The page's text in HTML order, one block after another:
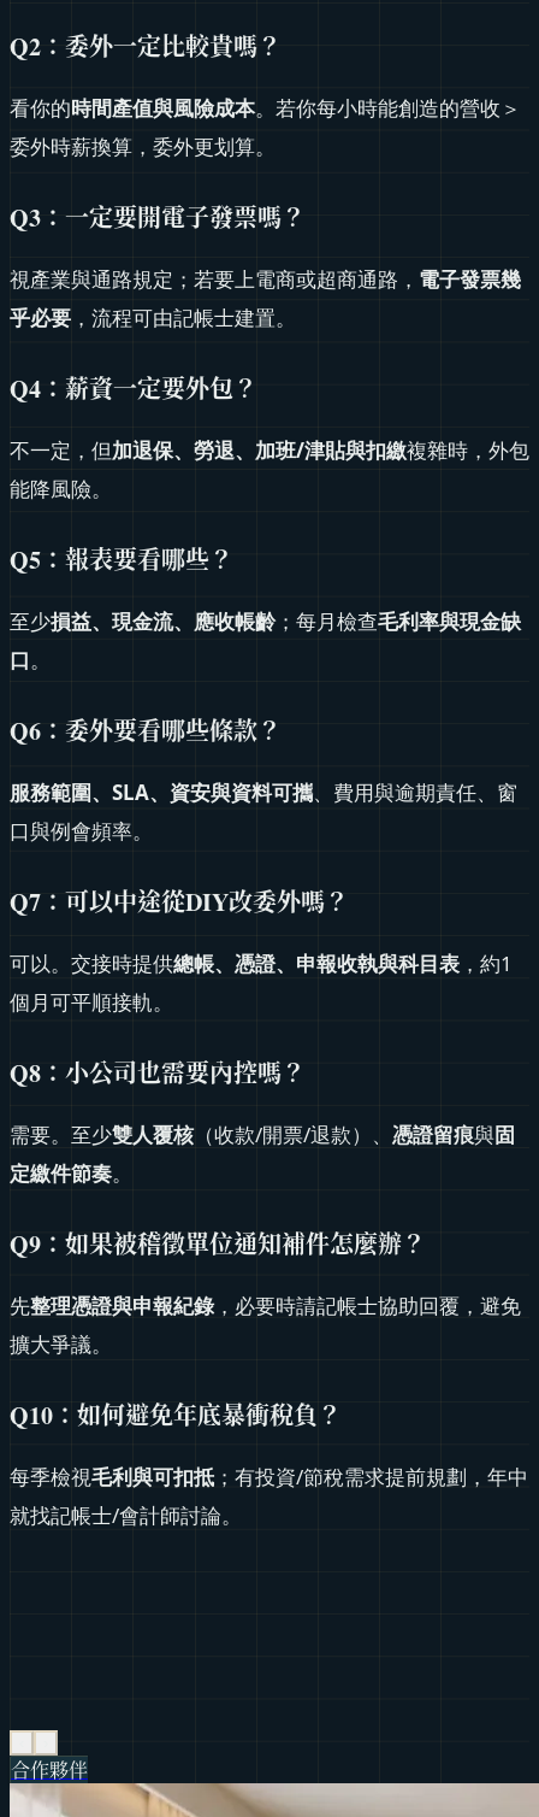
Q2 ：委外一定比較貴嗎？
看你的時間產值與風險成本。若你每小時能創造的營收＞
委外時薪換算，委外更划算。
Q3 ：一定要開電子發票嗎？
視產業與通路規定；若要上電商或超商通路， 電子發票幾
乎必要 ，流程可由記帳士建置。
Q4 ：薪資一定要外包？
不一定，但加退保、勞退、加班/津貼與扣繳複雜時，外包
能降風險。
Q5 ：報表要看哪些？
至少損益、現金流、應收帳齡；每月檢查毛利率與現金缺
口。
Q6 ：委外要看哪些條款？
服務範圍、SLA、資安與資料可攜、費用與逾期責任、窗
口與例會頻率。
Q7 ：可以中途從DIY改委外嗎？
可以。交接時提供總帳、憑證、申報收執與科目表 ，約1
個月可平順接軌。
Q8 ：小公司也需要內控嗎？
需要。至少雙人覆核（收款/開票/退款）、 憑證留痕與固
定繳件節奏。
Q9 ：如果被稽徵單位通知補件怎麼辦？
先整理憑證與申報紀錄，必要時請記帳士協助回覆，避免
擴大爭議。
Q10 ：如何避免年底暴衝稅負？
每季檢視毛利與可扣抵 ；有投資/節稅需求提前規劃，年中
就找記帳士/會計師討論。
合作夥伴